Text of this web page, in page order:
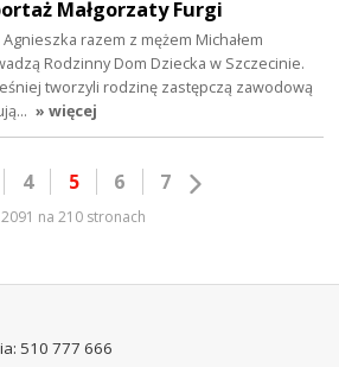
Małgorzaty Furgi
Agnieszka razem z mężem Michałem
Rodzinny Dom Dziecka w Szczecinie.
tworzyli rodzinę zastępczą zawodową
» więcej
4 5 6 7
2091 na 210 stronach
510 777 666